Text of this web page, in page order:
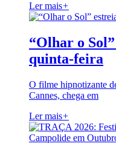
Ler mais+
“Olhar o
quinta-feira
O filme hipnotizante
Cannes, chega em
Ler mais+